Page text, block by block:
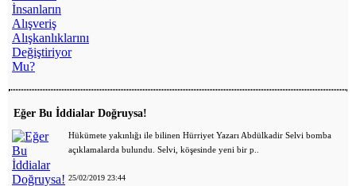
Eğer Bu İddialar Doğruysa!
Hükümete yakınlığı ile bilinen Hürriyet Yazarı Abdülkadir Selvi bomba
açıklamalarda bulundu. Selvi, köşesinde yeni bir p..
25/02/2019 23:44